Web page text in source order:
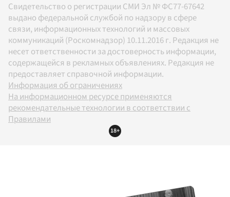
Свидетельство о регистрации СМИ Эл № ФС77-67642
выдано федеральной службой по надзору в сфере
связи, информационных технологий и массовых
коммуникаций (Роскомнадзор) 10.11.2016 г. Редакция не
несет ответственности за достоверность информации,
содержащейся в рекламных объявлениях. Редакция не
предоставляет справочной информации.
Информация об ограничениях
На информационном ресурсе применяются
рекомендательные технологии в соответствии с
Правилами
18+